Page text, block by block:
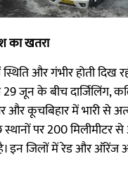
का खतरा
और गंभीर होती दिख
जून के बीच दार्जिलिंग,
कूचबिहार में भारी से
पर 200 मिलीमीटर से
इन जिलों में रेड और ऑरेंज